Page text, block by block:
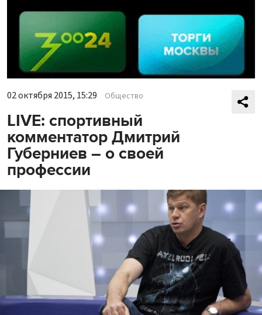
02 октября 2015, 15:29 Общество
LIVE: спортивный
комментатор Дмитрий
Губерниев – о своей
профессии